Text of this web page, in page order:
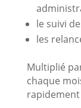
le suivi
les
Multiplié
chaque